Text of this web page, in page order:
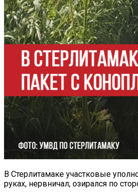
В Стерлитамаке участковые
руках, нервничал, озирался по